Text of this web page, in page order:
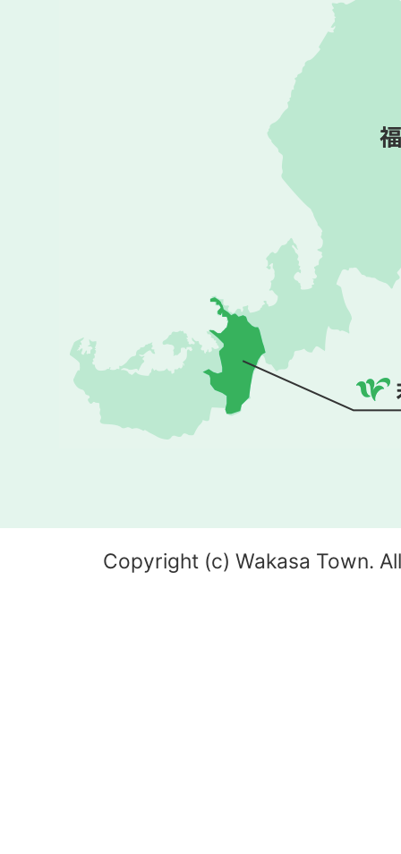
Copyright (c) Wakasa Town.